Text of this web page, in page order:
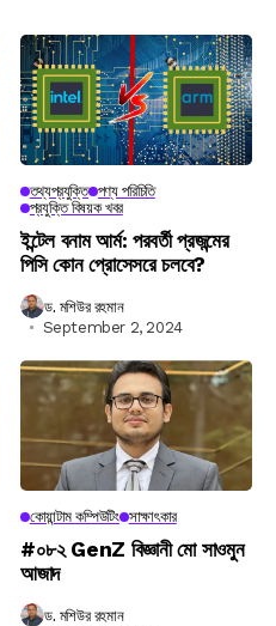
তথ্যপ্রযুক্তি পণ্য পরিচিতি
প্রযুক্তি বিষয়ক খবর
ইন্টেল বনাম আর্ম: পরবর্তী প্রজন্মের
পিসি কোন প্রোসেসরে চলবে?
ড. মশিউর রহমান
September 2, 2024
কোয়ান্টাম কম্পিউটিং সাক্ষাৎকার
#০৮২ GenZ বিজ্ঞানী মো সাওমুন
আজাদ
ড. মশিউর রহমান